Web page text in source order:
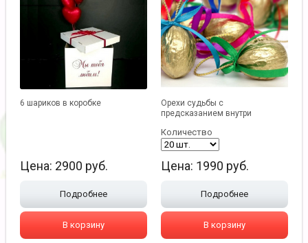
6 шариков в коробке
Цена: 2900 руб.
Подробнее
В корзину
Орехи судьбы с
предсказанием внутри
Количество
Цена: 1990 руб.
Подробнее
В корзину